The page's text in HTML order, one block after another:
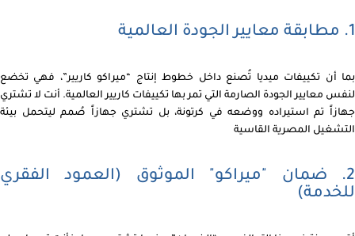
1. مطابقة معايير الجودة العالمية
بما أن تكييفات ميديا تُصنع داخل خطوط إنتاج “ميراكو كاريير”، فهي تخضع
لنفس معايير الجودة الصارمة التي تمر بها تكييفات كاريير العالمية. أنت لا تشتري
جهازاً تم استيراده ووضعه في كرتونة، بل تشتري جهازاً صُمم ليتحمل بيئة
التشغيل المصرية القاسية
2. ضمان "ميراكو" الموثوق (العمود الفقري
للخدمة)